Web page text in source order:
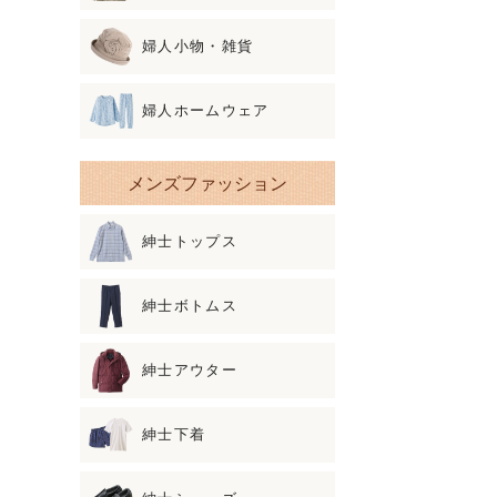
婦人小物・雑貨
婦人ホームウェア
メンズファッション
紳士トップス
紳士ボトムス
紳士アウター
紳士下着